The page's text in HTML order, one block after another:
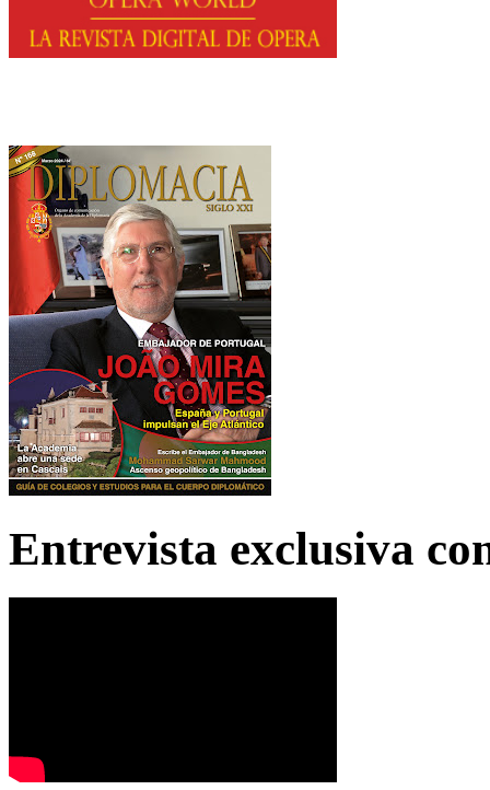
Entrevista exclusiva